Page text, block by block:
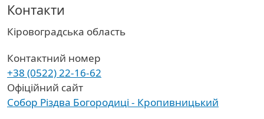
Контакти
Область
Кіровоградська область
Контактний номер
+38 (0522) 22-16-62
Офіційний сайт
Собор Різдва Богородиці - Кропивницький